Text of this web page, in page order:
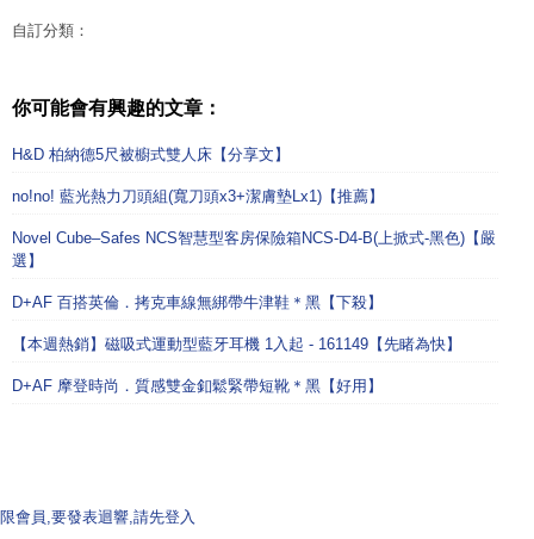
自訂分類：
你可能會有興趣的文章：
H&D 柏納德5尺被櫥式雙人床【分享文】
no!no! 藍光熱力刀頭組(寬刀頭x3+潔膚墊Lx1)【推薦】
Novel Cube–Safes NCS智慧型客房保險箱NCS-D4-B(上掀式-黑色)【嚴
選】
D+AF 百搭英倫．拷克車線無綁帶牛津鞋＊黑【下殺】
【本週熱銷】磁吸式運動型藍牙耳機 1入起 - 161149【先睹為快】
D+AF 摩登時尚．質感雙金釦鬆緊帶短靴＊黑【好用】
限會員,要發表迴響,請先登入